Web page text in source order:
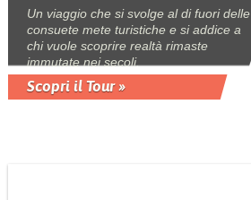
Un viaggio che si svolge al di fuori delle
consuete mete turistiche e si addice a
chi vuole scoprire realtà rimaste
immutate nei secoli.
Scopri il Tour »